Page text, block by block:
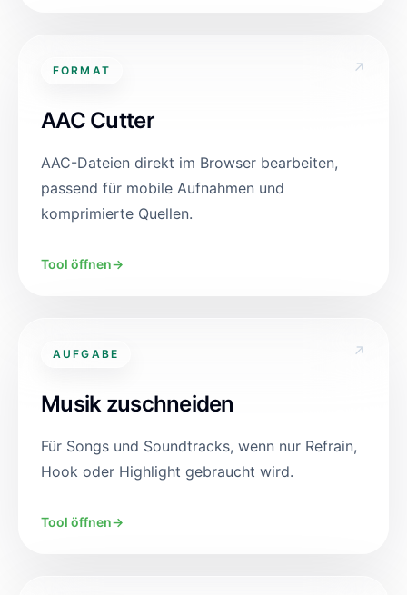
FORMAT ↗
AAC Cutter
AAC-Dateien direkt im Browser bearbeiten,
passend für mobile Aufnahmen und
komprimierte Quellen.
Tool öffnen→
AUFGABE ↗
Musik zuschneiden
Für Songs und Soundtracks, wenn nur Refrain,
Hook oder Highlight gebraucht wird.
Tool öffnen→